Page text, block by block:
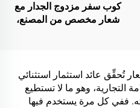
كوب سفر مزدوج الجدار مع
شعار مخصص من المصنع،
تُحقِّق عائد استثمار استثنائي
التجارية، وهو ما لا تستطيع
ففي كل مرة يستخدم فيها